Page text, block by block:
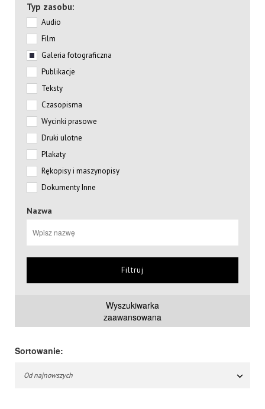
Typ zasobu:
Audio
Film
Galeria fotograficzna
Publikacje
Teksty
Czasopisma
Wycinki prasowe
Druki ulotne
Plakaty
Rękopisy i maszynopisy
Dokumenty Inne
Nazwa
Filtruj
Wyszukiwarka
zaawansowana
Sortowanie:
Od najnowszych